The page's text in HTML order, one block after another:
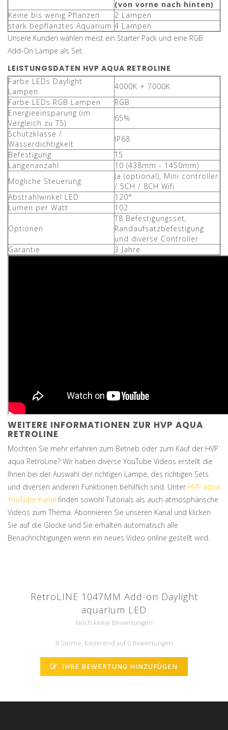
(von vorne nach hinten)
Keine bis wenig Pflanzen
2 Lampen
stark bepflanztes Aquarium 4 Lampen
Unsere Kunden wählen meist ein Starter Pack und eine RGB
Add-On Lampe als Set.
LEISTUNGSDATEN HVP AQUA RETROLINE
Farbe LEDs Daylight
Lampen
4000K + 7000K
Farbe LEDs RGB Lampen
RGB
Energieeinsparung (im
Vergleich zu T5)
65%
Schutzklasse /
Wasserdichtigkeit
IP68
Befestigung
T5
Längenanzahl
10 (438mm - 1450mm)
Mögliche Steuerung
Ja (optional), Mini controller
/ 5CH / 8CH Wifi
Abstrahlwinkel LED
120°
Lumen per Watt
102
Optionen
T8 Befestigungsset,
Randaufsatzbefestigung
und diverse Controller
Garantie
3 Jahre
WEITERE INFORMATIONEN ZUR HVP AQUA
RETROLINE
Möchten Sie mehr erfahren zum Betrieb oder zum Kauf der HVP
aqua RetroLine? Wir haben diverse YouTube Videos erstellt die
Ihnen bei der Auswahl der richtigen Lampe, des richtigen Sets
und diversen anderen Funktionen behilflich sind. Unter HVP aqua
YouTube Kanal finden sowohl Tutorials als auch atmosphärische
Videos zum Thema. Abonnieren Sie unseren Kanal und klicken
Sie auf die Glocke und Sie erhalten automatisch alle
Benachrichtigungen wenn ein neues Video online gestellt wird.
RetroLINE 1047MM Add-on Daylight
aquarium LED
Noch keine Bewertungen
0 Sterne, basierend auf 0 Bewertungen
IHRE BEWERTUNG HINZUFÜGEN